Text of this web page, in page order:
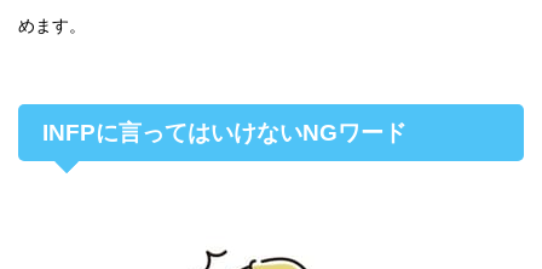
めます。
INFPに言ってはいけないNGワード